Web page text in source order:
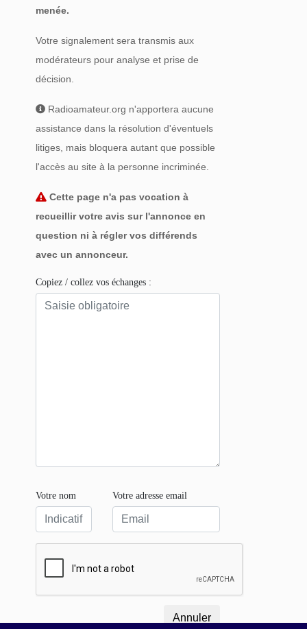
menée.
Votre signalement sera transmis aux
modérateurs pour analyse et prise de
décision.
Radioamateur.org n'apportera aucune
assistance dans la résolution d'éventuels
litiges, mais bloquera autant que possible
l'accès au site à la personne incriminée.
Cette page n'a pas vocation à
recueillir votre avis sur l'annonce en
question ni à régler vos différends
avec un annonceur.
Copiez / collez vos échanges :
Votre nom Votre adresse email